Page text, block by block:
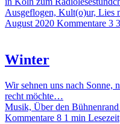
Ausgeflogen, Kult(o)ur, Lies
August 2020 Kommentare 3
Winter
Wir sehnen uns nach
recht möchte…
Musik, Über den Bühnenrand
Kommentare 8 1 min Lesezeit